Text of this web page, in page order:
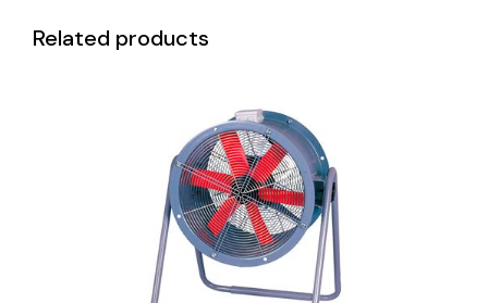
Related products
DETAILS